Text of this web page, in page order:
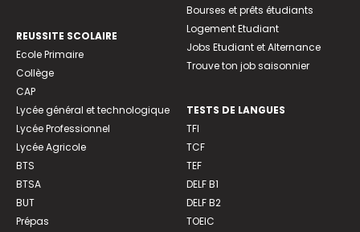
REUSSITE SCOLAIRE
Ecole Primaire
Collège
CAP
Lycée général et technologique
Lycée Professionnel
Lycée Agricole
BTS
BTSA
BUT
Prépas
Bourses et prêts étudiants
Logement Etudiant
Jobs Etudiant et Alternance
Trouve ton job saisonnier
TESTS DE LANGUES
TFI
TCF
TEF
DELF B1
DELF B2
TOEIC